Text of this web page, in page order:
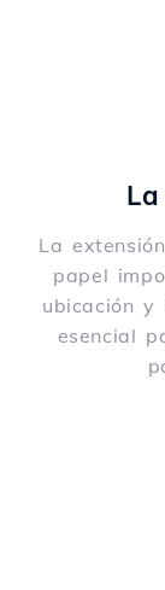
La
papel
ubicación y
esencial